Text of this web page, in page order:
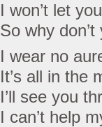
I won’t let
So why
I wear no
It’s all in the
I’ll see you
I can’t help